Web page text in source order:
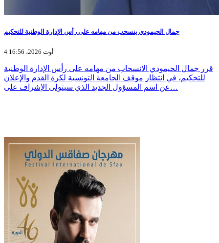
جمال الحيمودي ينسحب من مهامه على رأس الإدارة الوطنية للتحكيم
4 أوت 2026، 16:56
قرر جمال الحيمودي الانسحاب من مهامه على رأس الإدارة الوطنية
للتحكيم، في انتظار موقف الجامعة التونسية لكرة القدم والإعلان
عن اسم المسؤول الجديد الذي سيتولى الإشراف على…